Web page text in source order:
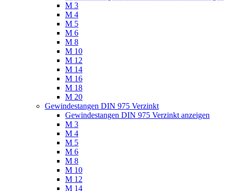
M 3
M 4
M 5
M 6
M 8
M 10
M 12
M 14
M 16
M 18
M 20
Gewindestangen DIN 975 Verzinkt
Gewindestangen DIN 975 Verzinkt anzeigen
M 3
M 4
M 5
M 6
M 8
M 10
M 12
M 14